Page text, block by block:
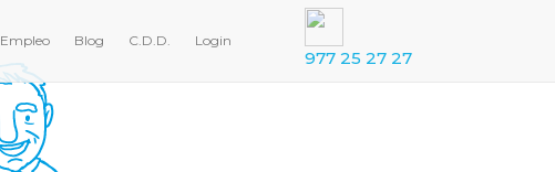
Empleo Blog C.D.D. Login
977 25 27 27